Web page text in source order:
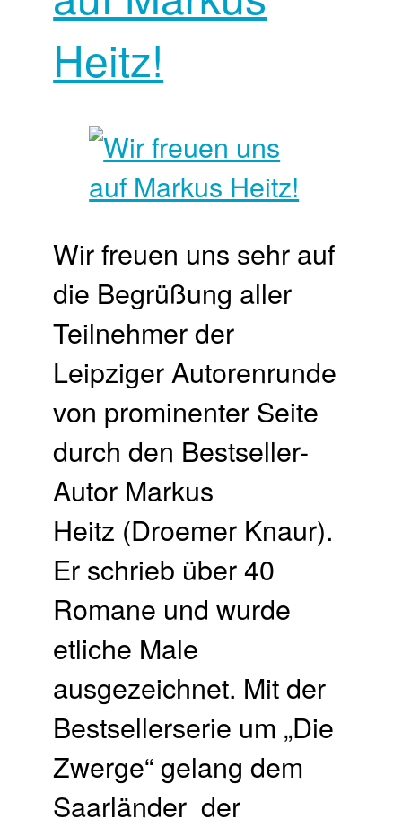
Heitz!
Wir freuen uns sehr auf
die Begrüßung aller
Teilnehmer der
Leipziger Autorenrunde
von prominenter Seite
durch den Bestseller-
Autor Markus
Heitz (Droemer Knaur).
Er schrieb über 40
Romane und wurde
etliche Male
ausgezeichnet. Mit der
Bestsellerserie um „Die
Zwerge“ gelang dem
Saarländer der